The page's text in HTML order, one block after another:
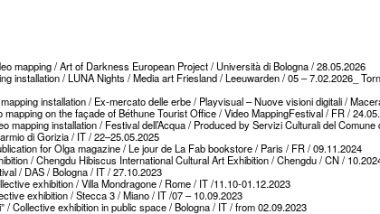
mapping / Art of Darkness European Project / Università di Bologna / 28.05.2026
installation / LUNA Nights / Media art Friesland / Leeuwarden / 05 – 7.02.2026_
mapping installation / Ex-mercato delle erbe / Playvisual – Nuove visioni digitali /
mapping on the façade of Béthune Tourist Office / Video MappingFestival / FR /
mapping installation / Festival dell’Acqua / Produced by Servizi Culturali del
di Gorizia / IT / 22–25.05.2025
for Olga magazine / Le jour de La Fab bookstore / Paris / FR / 09.11.2024
/ Chengdu Hibiscus International Cultural Art Exhibition / Chengdu / CN /
/ DAS / Bologna / IT / 27.10.2023
exhibition / Villa Mondragone / Rome / IT /11.10-01.12.2023
exhibition / Stecca 3 / Miano / IT /07 – 10.09.2023
/ Collective exhibition in public space / Bologna / IT / from 02.09.2023